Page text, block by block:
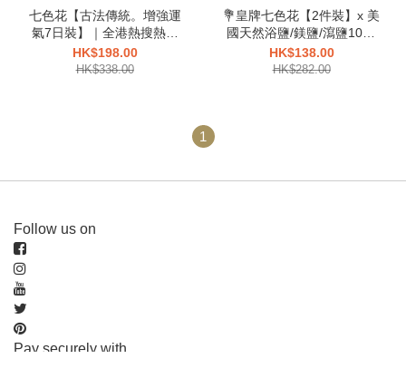
七色花【古法傳統。增強運
氣7日裝】｜全港熱搜熱賣
No.1｜轉好氣場｜獨家首創
｜浸浴/淋浴皆可
HK$198.00
HK$338.00
💐皇牌七色花【2件裝】x 美
國天然浴鹽/鎂鹽/瀉鹽100g
(排毒聖品)
HK$138.00
HK$282.00
1
Follow us on
Pay securely with